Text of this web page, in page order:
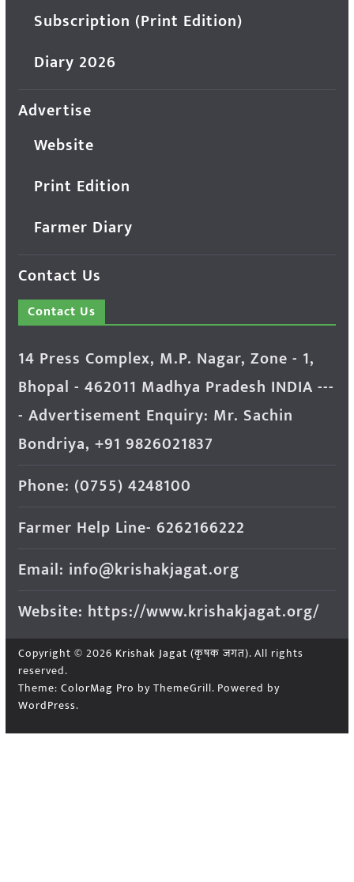
Subscription (Print Edition)
Diary 2026
Advertise
Website
Print Edition
Farmer Diary
Contact Us
Contact Us
14 Press Complex, M.P. Nagar, Zone - 1,
Bhopal - 462011 Madhya Pradesh INDIA ---
- Advertisement Enquiry: Mr. Sachin
Bondriya, +91 9826021837
Phone: (0755) 4248100
Farmer Help Line- 6262166222
Email: info@krishakjagat.org
Website: https://www.krishakjagat.org/
Copyright © 2026 Krishak Jagat (कृषक जगत). All rights
reserved.
Theme: ColorMag Pro by ThemeGrill. Powered by
WordPress.